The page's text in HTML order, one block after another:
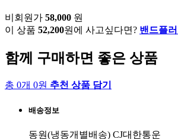
비회원가 58,000 원
이 상품 52,200원에 사고싶다면? 밴드플
함께 구매하면 좋은 상품
총 0개 0원 추천 상품 담기
배송정보
동원(냉동개별배송) CJ대한통운